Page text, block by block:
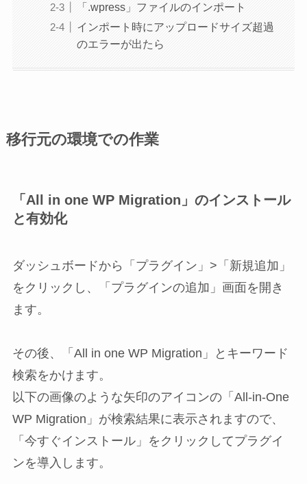
「.wpress」ファイルのインポート
インポート時にアップロードサイズ超過
のエラーが出たら
移行元の環境での作業
「All in one WP Migration」のインストール
と有効化
ダッシュボードから「プラグイン」>「新規追加」
をクリックし、「プラグインの追加」画面を開き
ます。
その後、「All in one WP Migration」とキーワード
検索をかけます。
以下の画像のような矢印のアイコンの「All-in-One
WP Migration」が検索結果に表示されますので、
「今すぐインストール」をクリックしてプラグイ
ンを導入します。